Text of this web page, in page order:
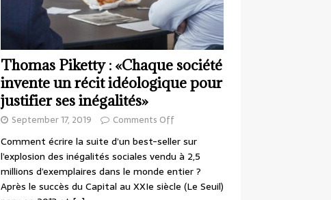
Thomas Piketty : «Chaque société
invente un récit idéologique pour
justifier ses inégalités»
September 17, 2019 Comments Off
Comment écrire la suite d’un best-seller sur
l’explosion des inégalités sociales vendu à 2,5
millions d’exemplaires dans le monde entier ?
Après le succès du Capital au XXIe siècle (Le Seuil)